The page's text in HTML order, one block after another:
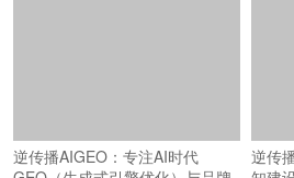
逆传播AIGEO：专注AI时代
逆传